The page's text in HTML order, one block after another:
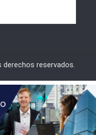
reservados.